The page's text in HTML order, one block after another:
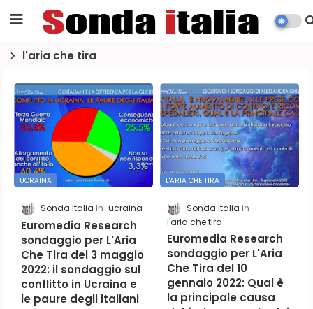
l'aria che tira
UCRAINA
Sonda Italia ucraina
Euromedia Research
sondaggio per L'Aria
Che Tira del 3 maggio
2022: il sondaggio sul
conflitto in Ucraina e
le paure degli italiani
L'ARIA CHE TIRA
Sonda Italia
l'aria che tira
Euromedia Research
sondaggio per L'Aria
Che Tira del 10
gennaio 2022: Qual è
la principale causa